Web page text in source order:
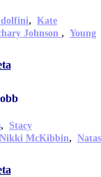
, Kate
Johnson , Young
, Stacy
Nikki McKibbin,